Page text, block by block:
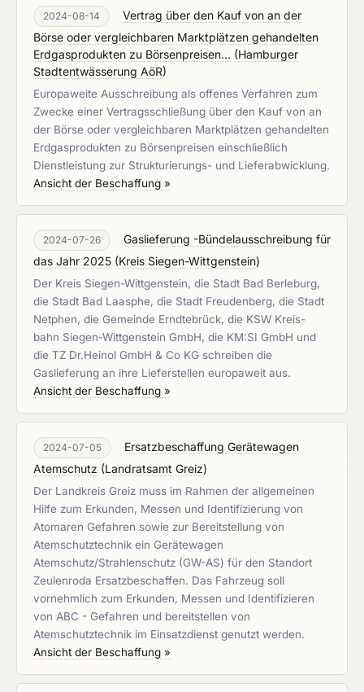
2024-08-14
Vertrag über den Kauf von an der
Börse oder vergleichbaren Marktplätzen gehandelten
Erdgasprodukten zu Börsenpreisen... (Hamburger
Stadtentwässerung AöR)
Europaweite Ausschreibung als offenes Verfahren zum
Zwecke einer Vertragsschließung über den Kauf von an
der Börse oder vergleichbaren Marktplätzen gehandelten
Erdgasprodukten zu Börsenpreisen einschließlich
Dienstleistung zur Strukturierungs- und Lieferabwicklung.
Ansicht der Beschaffung »
2024-07-26
Gaslieferung -Bündelausschreibung für
das Jahr 2025 (Kreis Siegen-Wittgenstein)
Der Kreis Siegen-Wittgenstein, die Stadt Bad Berleburg,
die Stadt Bad Laasphe, die Stadt Freudenberg, die Stadt
Netphen, die Gemeinde Erndtebrück, die KSW Kreis-
bahn Siegen-Wittgenstein GmbH, die KM:SI GmbH und
die TZ Dr.Heinol GmbH & Co KG schreiben die
Gaslieferung an ihre Lieferstellen europaweit aus.
Ansicht der Beschaffung »
2024-07-05
Ersatzbeschaffung Gerätewagen
Atemschutz (Landratsamt Greiz)
Der Landkreis Greiz muss im Rahmen der allgemeinen
Hilfe zum Erkunden, Messen und Identifizierung von
Atomaren Gefahren sowie zur Bereitstellung von
Atemschutztechnik ein Gerätewagen
Atemschutz/Strahlenschutz (GW-AS) für den Standort
Zeulenroda Ersatzbeschaffen. Das Fahrzeug soll
vornehmlich zum Erkunden, Messen und Identifizieren
von ABC - Gefahren und bereitstellen von
Atemschutztechnik im Einsatzdienst genutzt werden.
Ansicht der Beschaffung »